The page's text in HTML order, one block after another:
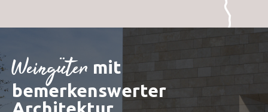
Weingüter mit
bemerkenswerter